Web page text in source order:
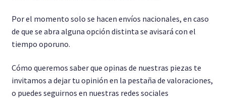
Por el momento solo se hacen envíos nacionales, en caso
de que se abra alguna opción distinta se avisará con el
tiempo oporuno.
Cómo queremos saber que opinas de nuestras piezas te
invitamos a dejar tu opinión en la pestaña de valoraciones,
o puedes seguirnos en nuestras redes sociales